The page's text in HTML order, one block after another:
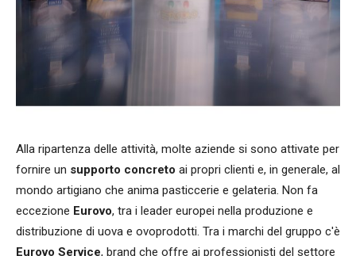
Alla ripartenza delle attività, molte aziende si sono attivate per
fornire un supporto concreto ai propri clienti e, in generale, al
mondo artigiano che anima pasticcerie e gelateria. Non fa
eccezione Eurovo, tra i leader europei nella produzione e
distribuzione di uova e ovoprodotti. Tra i marchi del gruppo c'è
Eurovo Service, brand che offre ai professionisti del settore